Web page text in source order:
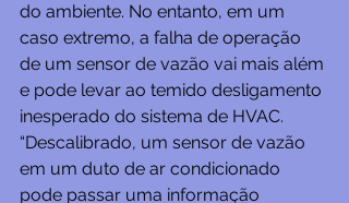
do ambiente. No entanto, em um
caso extremo, a falha de operação
de um sensor de vazão vai mais além
e pode levar ao temido desligamento
inesperado do sistema de HVAC.
“Descalibrado, um sensor de vazão
em um duto de ar condicionado
pode passar uma informação